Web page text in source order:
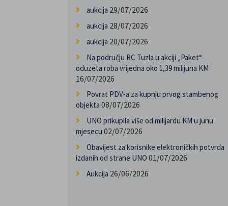
aukcija 29/07/2026
aukcija 28/07/2026
aukcija 20/07/2026
Na području RC Tuzla u akciji „Paket“
oduzeta roba vrijedna oko 1,39 milijuna KM
16/07/2026
Povrat PDV-a za kupnju prvog stambenog
objekta 08/07/2026
UNO prikupila više od milijardu KM u junu
mjesecu 02/07/2026
Obavijest za korisnike elektroničkih potvrda
izdanih od strane UNO 01/07/2026
Aukcija 26/06/2026